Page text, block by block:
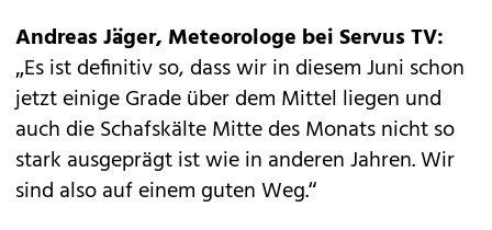
Andreas Jäger, Meteorologe bei Servus TV:
„Es ist definitiv so, dass wir in diesem Juni schon
jetzt ­einige Grade über dem Mittel liegen und
auch die Schafskälte Mitte des Monats nicht so
stark ausgeprägt ist wie in anderen Jahren. Wir
sind also auf einem guten Weg.“